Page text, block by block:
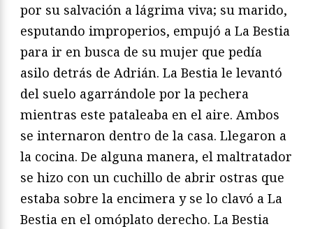
por su salvación a lágrima viva; su marido,
esputando improperios, empujó a La Bestia
para ir en busca de su mujer que pedía
asilo detrás de Adrián. La Bestia le levantó
del suelo agarrándole por la pechera
mientras este pataleaba en el aire. Ambos
se internaron dentro de la casa. Llegaron a
la cocina. De alguna manera, el maltratador
se hizo con un cuchillo de abrir ostras que
estaba sobre la encimera y se lo clavó a La
Bestia en el omóplato derecho. La Bestia